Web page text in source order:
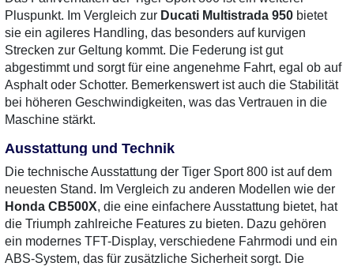
Pluspunkt. Im Vergleich zur Ducati Multistrada 950 bietet
sie ein agileres Handling, das besonders auf kurvigen
Strecken zur Geltung kommt. Die Federung ist gut
abgestimmt und sorgt für eine angenehme Fahrt, egal ob auf
Asphalt oder Schotter. Bemerkenswert ist auch die Stabilität
bei höheren Geschwindigkeiten, was das Vertrauen in die
Maschine stärkt.
Ausstattung und Technik
Die technische Ausstattung der Tiger Sport 800 ist auf dem
neuesten Stand. Im Vergleich zu anderen Modellen wie der
Honda CB500X, die eine einfachere Ausstattung bietet, hat
die Triumph zahlreiche Features zu bieten. Dazu gehören
ein modernes TFT-Display, verschiedene Fahrmodi und ein
ABS-System, das für zusätzliche Sicherheit sorgt. Die